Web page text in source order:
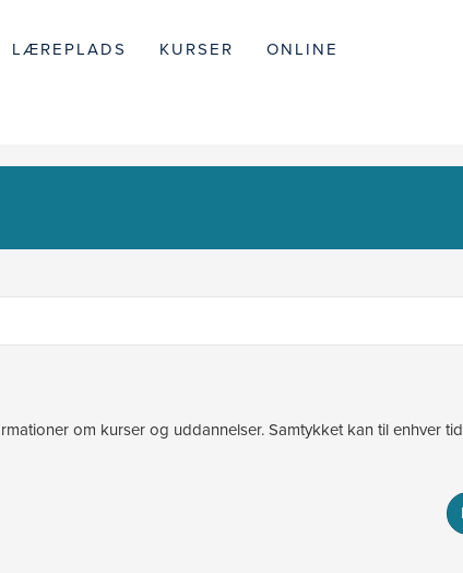
LÆREPLADS KURSER ONLINE
om kurser og uddannelser. Samtykket kan til enhver tid